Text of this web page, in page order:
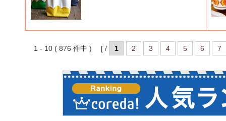
1 - 10 ( 876 件中 ) [ / 1 2 3 4 5 6 7